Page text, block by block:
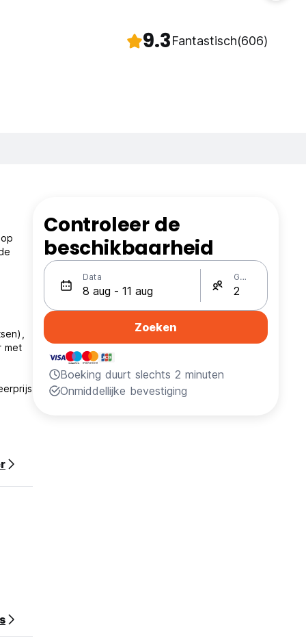
9.3Fantastisch(606)
met
Controleer de
beschikbaarheid
Data Gasten
Zoeken
Boeking duurt slechts 2 minuten
Onmiddellijke bevestiging